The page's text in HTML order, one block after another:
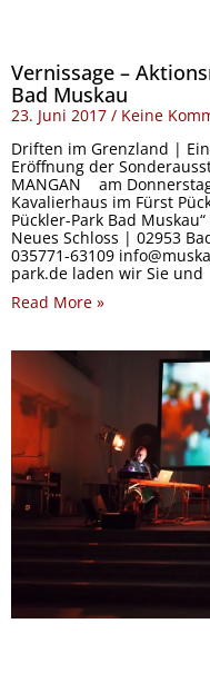
Vernissage –
Bad Muskau
23. Juni 2017
Keine
Driften im Grenzland |
Eröffnung der
MANGAN am
Kavalierhaus im Fürst
Pückler-Park Bad
Neues Schloss | 02953
035771-63109
park.de laden wir Sie und
Read More »